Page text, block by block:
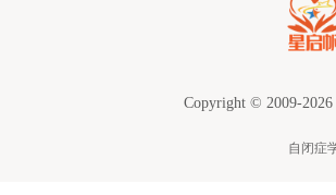
Copyright © 2009-
自闭症